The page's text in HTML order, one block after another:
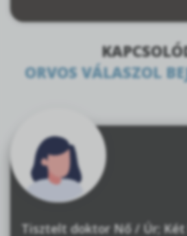
ORVOS VÁLASZOL
Tisztelt doktor Nő / Úr;